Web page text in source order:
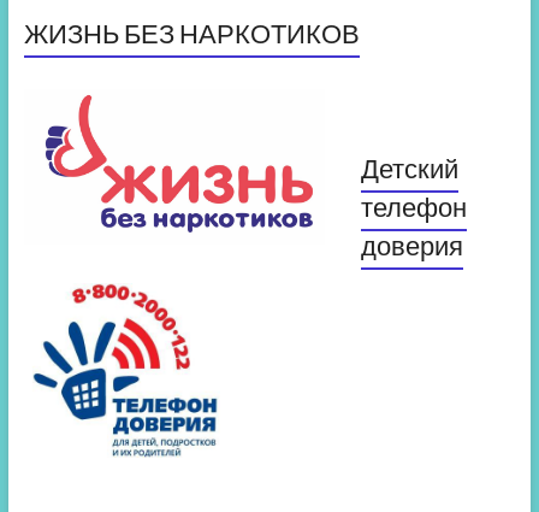
ЖИЗНЬ БЕЗ НАРКОТИКОВ
Детский
телефон
доверия